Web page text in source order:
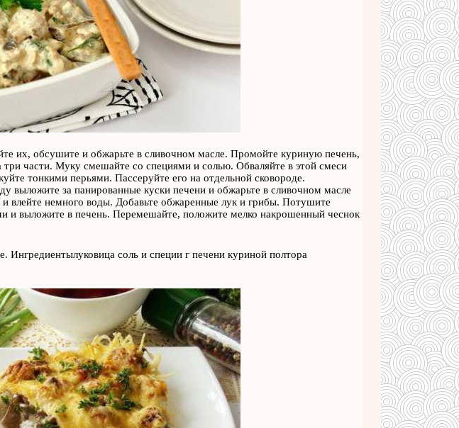
их, обсушите и обжарьте в сливочном масле. Промойте куриную печень,
части. Муку смешайте со специями и солью. Обваляйте в этой смеси
тонкими перьями. Пассеруйте его на отдельной сковороде.
выложите за панированные куски печени и обжарьте в сливочном масле
влейте немного воды. Добавьте обжаренные лук и грибы. Потушите
и выложите в печень. Перемешайте, положите мелко накрошенный чеснок
соль и специи г печени куриной полтора